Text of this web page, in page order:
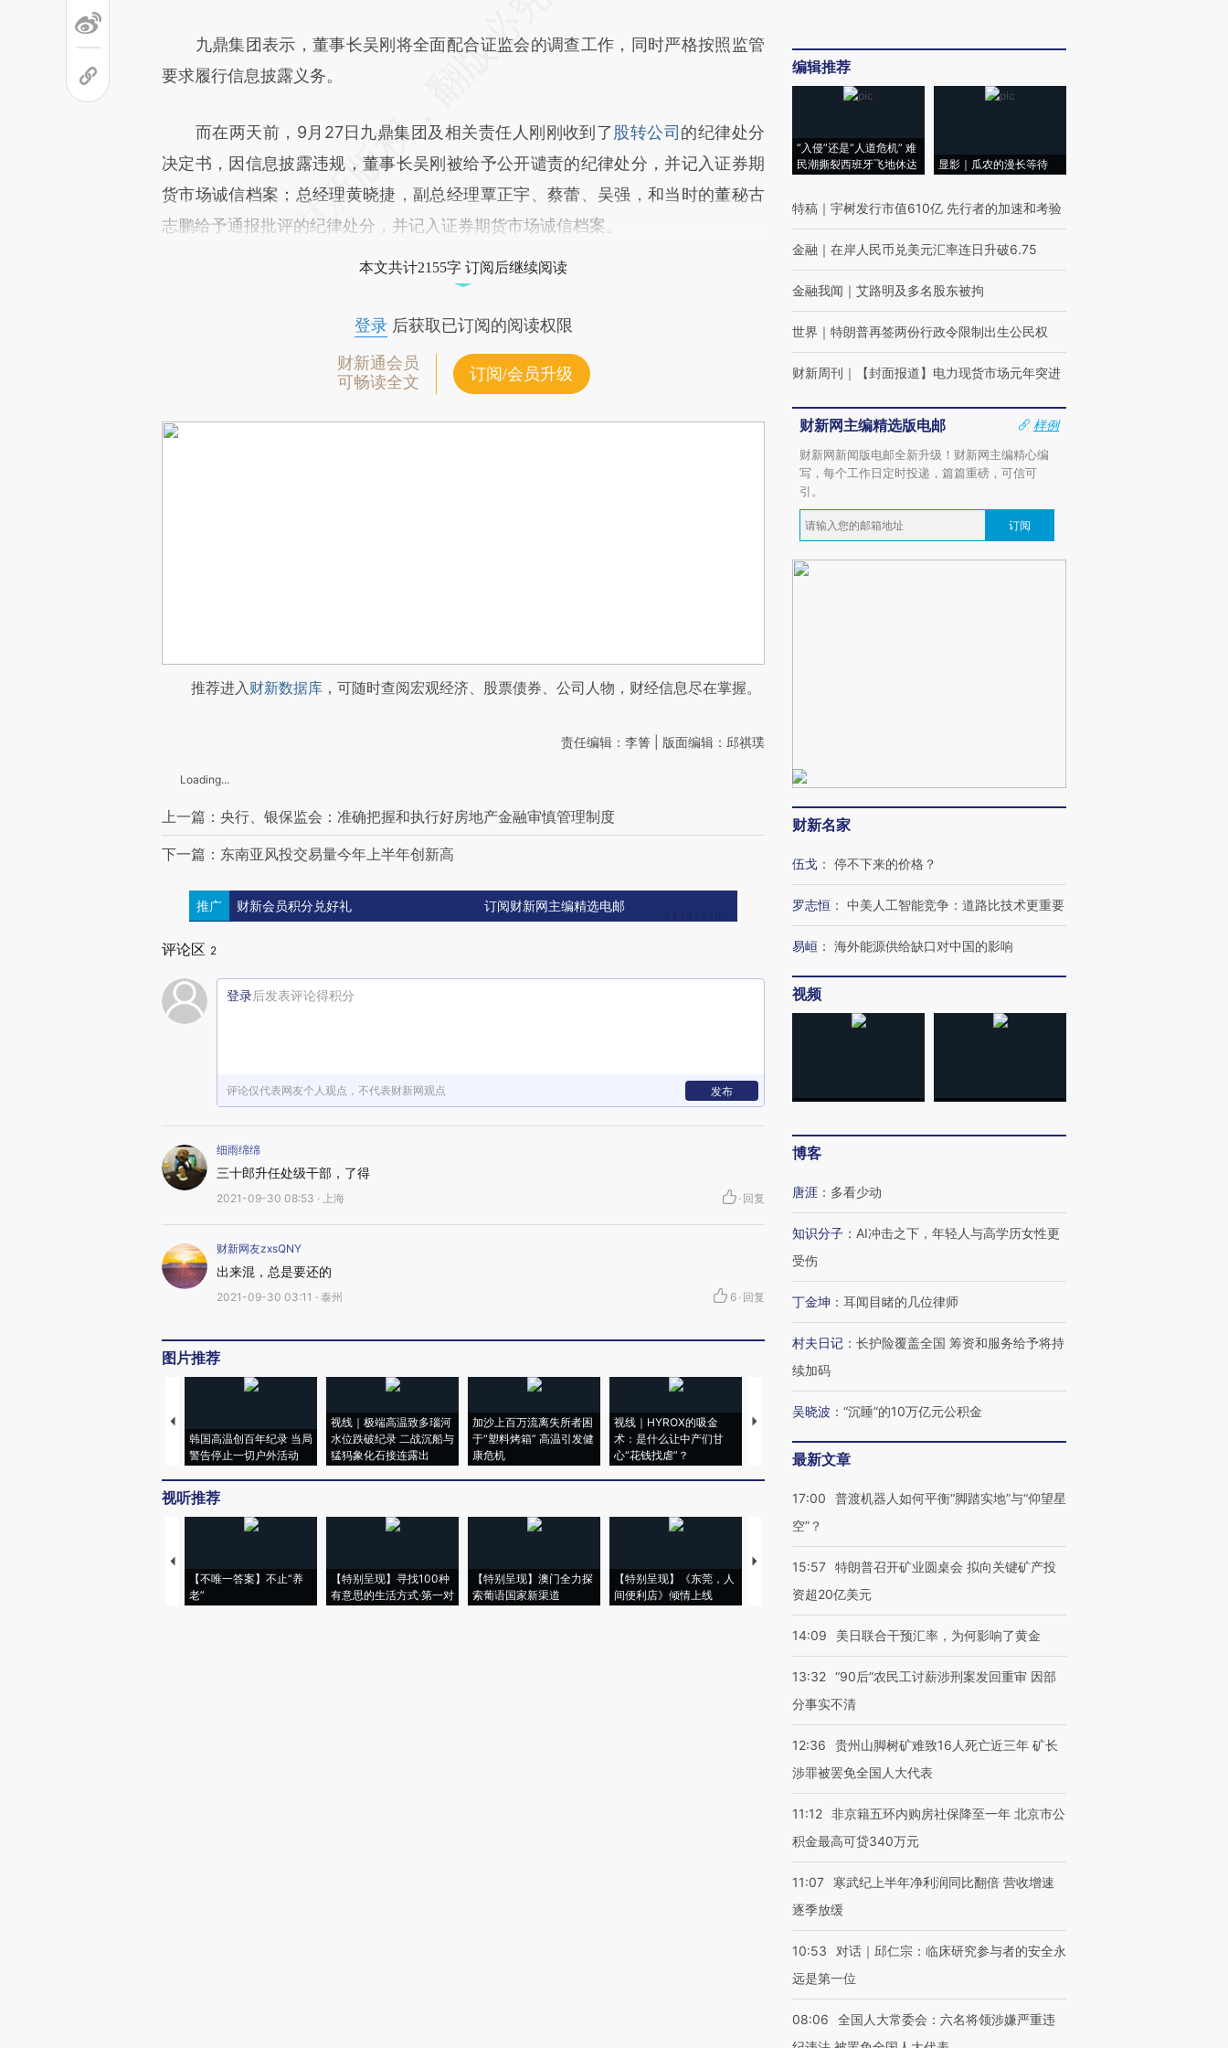
九鼎集团表示，董事长吴刚将全面配合证监会的调查工作，同时严格按照监管
要求履行信息披露义务。
而在两天前，9月27日九鼎集团及相关责任人刚刚收到了股转公司 的纪律处分
决定书，因信息披露违规，董事长吴刚被给予公开谴责的纪律处分，并记入证券期
货市场诚信档案；总经理黄晓捷，副总经理覃正宇、蔡蕾、吴强，和当时的董秘古
志鹏给予通报批评的纪律处分，并记入证券期货市场诚信档案。
本文共计2155字 订阅后继续阅读
登录后获取已订阅的阅读权限
财新通会员
可畅读全文
订阅/会员升级
推荐进入财新数据库 ，可随时查阅宏观经济、股票债券、公司人物，财经信息尽在掌握。
责任编辑：李箐 | 版面编辑：邱祺璞
Loading...
上一篇：央行、银保监会：准确把握和执行好房地产金融审慎管理制度
下一篇：东南亚风投交易量今年上半年创新高
推广 财新会员积分兑好礼 订阅财新网主编精选电邮
评论区 2
登录后发表评论得积分
评论仅代表网友个人观点，不代表财新网观点 发布
细雨绵绵
三十郎升任处级干部，了得
2021-09-30 08:53 · 上海 · 回复
财新网友zxsQNY
出来混，总是要还的
2021-09-30 03:11 · 泰州 6 · 回复
图片推荐
韩国高温创百年纪录 当局
警告停止一切户外活动
视线｜极端高温致多瑙河
水位跌破纪录 二战沉船与
猛犸象化石接连露出
加沙上百万流离失所者困
于“塑料烤箱” 高温引发健
康危机
视线｜HYROX的吸金
术：是什么让中产们甘
心“花钱找虐”？
马航飞行员跨国走私7万
粒摇头丸 尿检体内含3种
视线｜被称为“蟑螂”的印
度Z世代 用街头抗争将教
机”？难民潮撕裂西班牙
视听推荐
【不唯一答案】不止“养
老”
【特别呈现】寻找100种
有意思的生活方式·第一对
【特别呈现】澳门全力探
索葡语国家新渠道
【特别呈现】《东莞，人
间便利店》倾情上线
【推广】走进第四届链博
【商旅对话】华住集团
编辑推荐
“入侵”还是“人道危机” 难
民潮撕裂西班牙飞地休达
显影｜瓜农的漫长等待
特稿 ｜ 宇树发行市值610亿 先行者的加速和考验
金融 ｜ 在岸人民币兑美元汇率连日升破6.75
金融我闻 ｜ 艾路明及多名股东被拘
世界 ｜ 特朗普再签两份行政令限制出生公民权
财新周刊 ｜ 【封面报道】电力现货市场元年突进
财新网主编精选版电邮
样例
财新网新闻版电邮全新升级！财新网主编精心编
写，每个工作日定时投递，篇篇重磅，可信可
引。
订阅
财新名家
伍戈 ： 停不下来的价格？
罗志恒 ： 中美人工智能竞争：道路比技术更重要
易峘 ： 海外能源供给缺口对中国的影响
视频
博客
唐涯 ： 多看少动
知识分子 ： AI冲击之下，年轻人与高学历女性更
受伤
丁金坤 ： 耳闻目睹的几位律师
村夫日记 ： 长护险覆盖全国 筹资和服务给予将持
续加码
吴晓波 ： “沉睡”的10万亿元公积金
最新文章
17:00
普渡机器人如何平衡“脚踏实地”与“仰望星
空”？
15:57 特朗普召开矿业圆桌会 拟向关键矿产投
资超20亿美元
14:09 美日联合干预汇率，为何影响了黄金
13:32 “90后”农民工讨薪涉刑案发回重审 因部
分事实不清
12:36
贵州山脚树矿难致16人死亡近三年 矿长
涉罪被罢免全国人大代表
11:12 非京籍五环内购房社保降至一年 北京市公
积金最高可贷340万元
11:07
寒武纪上半年净利润同比翻倍 营收增速
逐季放缓
10:53
对话｜邱仁宗：临床研究参与者的安全永
远是第一位
08:06
全国人大常委会：六名将领涉嫌严重违